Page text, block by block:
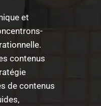
et
contenus
de contenus